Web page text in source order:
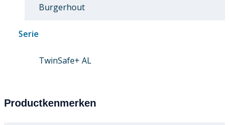
Burgerhout
Serie
TwinSafe+ AL
Productkenmerken